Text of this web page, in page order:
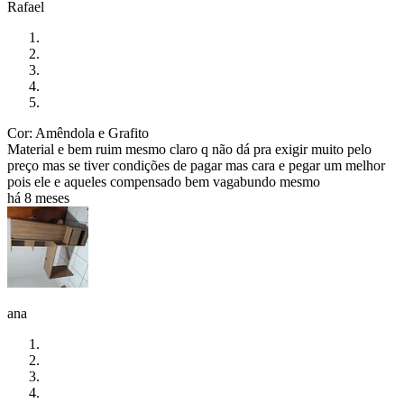
Rafael
Cor: Amêndola e Grafito
Material e bem ruim mesmo claro q não dá pra exigir muito pelo
preço mas se tiver condições de pagar mas cara e pegar um melhor
pois ele e aqueles compensado bem vagabundo mesmo
há 8 meses
ana